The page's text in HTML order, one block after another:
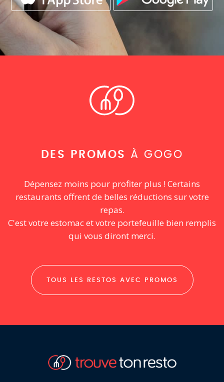
DES PROMOS À GOGO
Dépensez moins pour profiter plus ! Certains
restaurants offrent de belles réductions sur votre
repas.
C'est votre estomac et votre portefeuille bien remplis
qui vous diront merci.
TOUS LES RESTOS AVEC PROMOS